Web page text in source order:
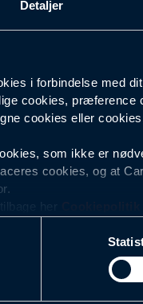
Detaljer
i forbindelse med
cookies, præference
cookies eller
som ikke er
cookies, og at
her
design,
der er mest
730 x 600
260